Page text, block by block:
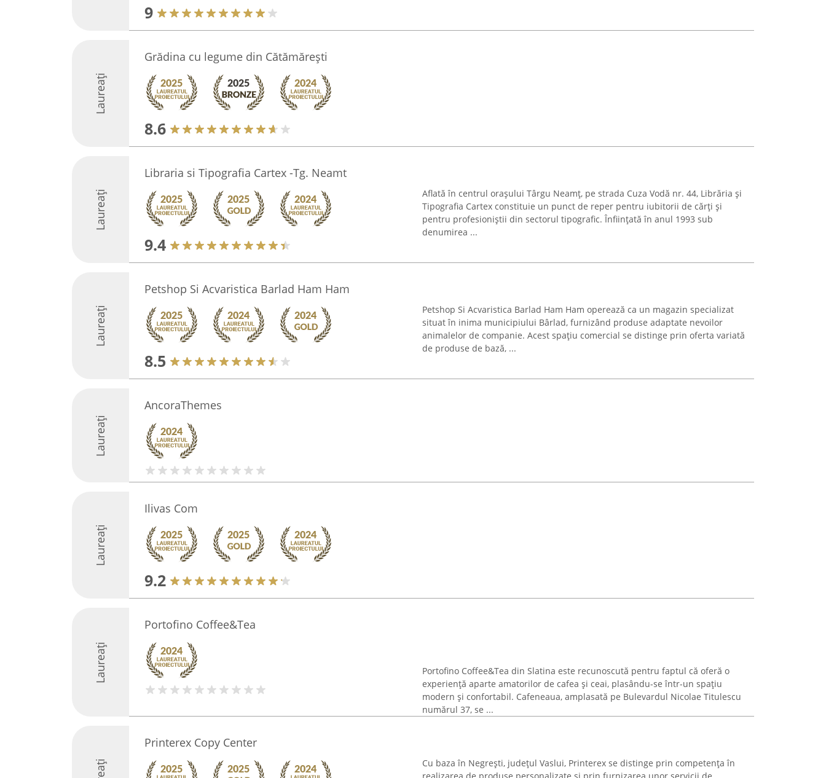
9
Laureați
Grădina cu legume din Cătămărești
8.6
Laureați
Libraria si Tipografia Cartex -Tg. Neamt
9.4
Aflată în centrul orașului Târgu Neamț, pe strada Cuza Vodă nr. 44, Librăria și
Tipografia Cartex constituie un punct de reper pentru iubitorii de cărți și
pentru profesioniștii din sectorul tipografic. Înființată în anul 1993 sub
denumirea ...
Laureați
Petshop Si Acvaristica Barlad Ham Ham
8.5
Petshop Si Acvaristica Barlad Ham Ham operează ca un magazin specializat
situat în inima municipiului Bârlad, furnizând produse adaptate nevoilor
animalelor de companie. Acest spațiu comercial se distinge prin oferta variată
de produse de bază, ...
Laureați
AncoraThemes
Laureați
Ilivas Com
9.2
Laureați
Portofino Coffee&Tea
Portofino Coffee&Tea din Slatina este recunoscută pentru faptul că oferă o
experiență aparte amatorilor de cafea și ceai, plasându-se într-un spațiu
modern și confortabil. Cafeneaua, amplasată pe Bulevardul Nicolae Titulescu
numărul 37, se ...
Printerex Copy Center
Cu baza în Negrești, județul Vaslui, Printerex se distinge prin competența în